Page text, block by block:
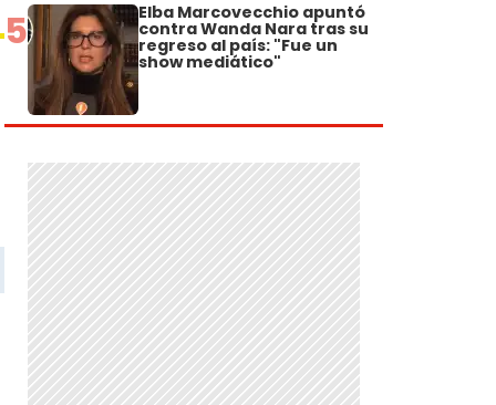
5 Elba Marcovecchio apuntó
contra Wanda Nara tras su
regreso al país: "Fue un
show mediático"